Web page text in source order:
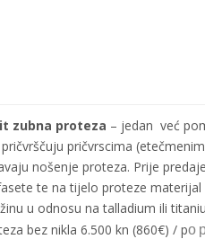
zubna proteza – jedan već
pričvrscima
nošenje proteza. Prije
te na tijelo proteze
u odnosu na talladium ili
bez nikla 6.500 kn (860€) / po